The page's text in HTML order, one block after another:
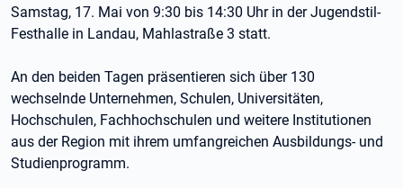
Samstag, 17. Mai von 9:30 bis 14:30 Uhr in der Jugendstil-
Festhalle in Landau, Mahlastraße 3 statt.
An den beiden Tagen präsentieren sich über 130
wechselnde Unternehmen, Schulen, Universitäten,
Hochschulen, Fachhochschulen und weitere Institutionen
aus der Region mit ihrem umfangreichen Ausbildungs- und
Studienprogramm.